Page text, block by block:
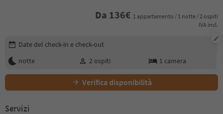
Da 136€ 1 appartamento / 1 notte / 2 ospiti
IVA incl.
Modifica i dettagli della prenotazione
Date del check-in e check-out
notte
2 ospiti 1 camera
Verifica disponibilità
Servizi